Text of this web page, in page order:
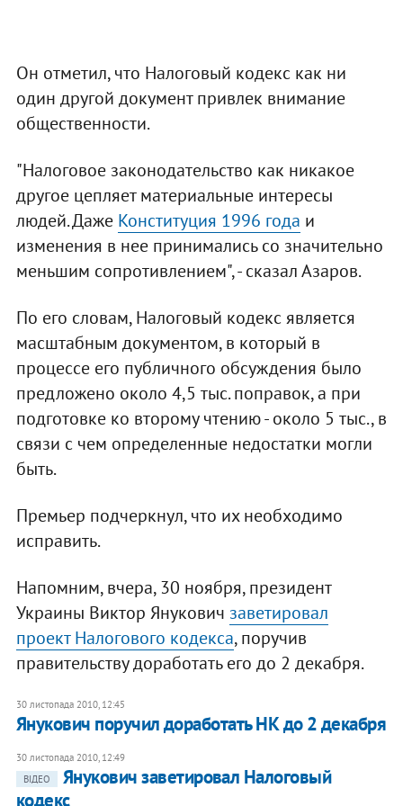
Он отметил, что Налоговый кодекс как ни
один другой документ привлек внимание
общественности.
"Налоговое законодательство как никакое
другое цепляет материальные интересы
людей. Даже Конституция 1996 года и
изменения в нее принимались со значительно
меньшим сопротивлением", - сказал Азаров.
По его словам, Налоговый кодекс является
масштабным документом, в который в
процессе его публичного обсуждения было
предложено около 4,5 тыс. поправок, а при
подготовке ко второму чтению - около 5 тыс., в
связи с чем определенные недостатки могли
быть.
Премьер подчеркнул, что их необходимо
исправить.
Напомним, вчера, 30 ноября, президент
Украины Виктор Янукович заветировал
проект Налогового кодекса, поручив
правительству доработать его до 2 декабря.
30 листопада 2010, 12:45
Янукович поручил доработать НК до 2 декабря
30 листопада 2010, 12:49
ВІДЕО
Янукович заветировал Налоговый
кодекс